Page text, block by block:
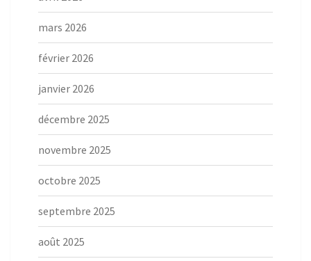
mars 2026
février 2026
janvier 2026
décembre 2025
novembre 2025
octobre 2025
septembre 2025
août 2025